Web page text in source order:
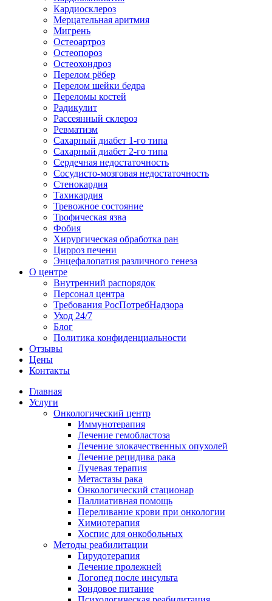
Кардиосклероз
Мерцательная аритмия
Мигрень
Остеоартроз
Остеопороз
Остеохондроз
Перелом рёбер
Перелом шейки бедра
Переломы костей
Радикулит
Рассеянный склероз
Ревматизм
Сахарный диабет 1-го типа
Сахарный диабет 2-го типа
Сердечная недостаточность
Сосудисто-мозговая недостаточность
Стенокардия
Тахикардия
Тревожное состояние
Трофическая язва
Фобия
Хирургическая обработка ран
Цирроз печени
Энцефалопатия различного генеза
О центре
Внутренний распорядок
Персонал центра
Требования РосПотребНадзора
Уход 24/7
Блог
Политика конфиденциальности
Отзывы
Цены
Контакты
Главная
Услуги
Онкологический центр
Иммунотерапия
Лечение гемобластоза
Лечение злокачественных опухолей
Лечение рецидива рака
Лучевая терапия
Метастазы рака
Онкологический стационар
Паллиативная помощь
Переливание крови при онкологии
Химиотерапия
Хоспис для онкобольных
Методы реабилитации
Гирудотерапия
Лечение пролежней
Логопед после инсульта
Зондовое питание